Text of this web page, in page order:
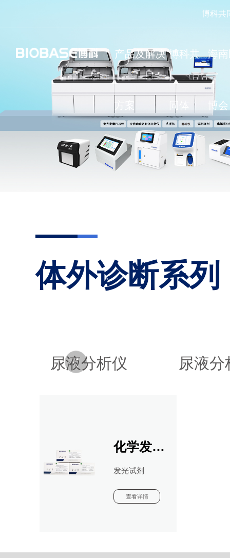
博科共
产品及解决
方案
博科共
同体
海
博会
体外诊断系列
尿液分析仪 尿液
化学发光试剂
发光试剂
查看详情